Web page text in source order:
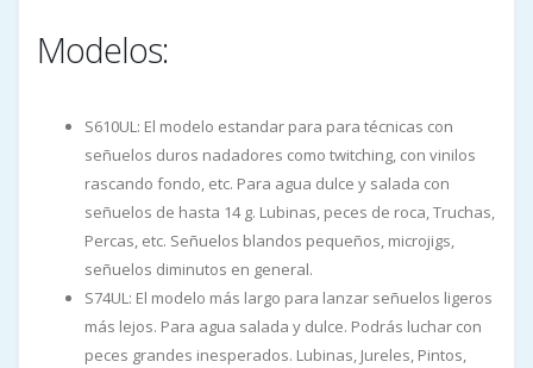
Modelos:
S610UL: El modelo estandar para para técnicas con
señuelos duros nadadores como twitching, con vinilos
rascando fondo, etc. Para agua dulce y salada con
señuelos de hasta 14 g. Lubinas, peces de roca, Truchas,
Percas, etc. Señuelos blandos pequeños, microjigs,
señuelos diminutos en general.
S74UL: El modelo más largo para lanzar señuelos ligeros
más lejos. Para agua salada y dulce. Podrás luchar con
peces grandes inesperados. Lubinas, Jureles, Pintos,